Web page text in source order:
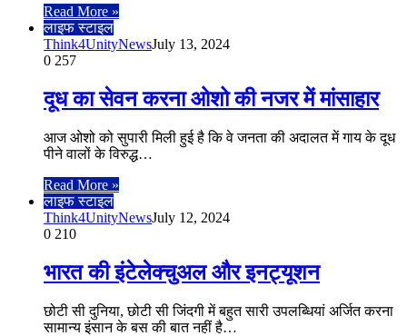
Read More »
लाइफ स्टाइल
Think4UnityNewsJuly 13, 2024
0 257
दूध का सेवन करना ओशो की नजर में मांसाहार
आज ओशो को सुपारी मिली हुई है कि वे जनता की अदालत में गाय के दूध
पीने वालों के विरुद्ध…
Read More »
लाइफ स्टाइल
Think4UnityNewsJuly 12, 2024
0 210
भारत की इंटेलेक्चुअल और इनट्यूशन
छोटी सी दुनिया, छोटी सी जिंदगी में बहुत सारी उपलब्धियां अर्जित करना
सामान्य इंसान के बस की बात नहीं है…